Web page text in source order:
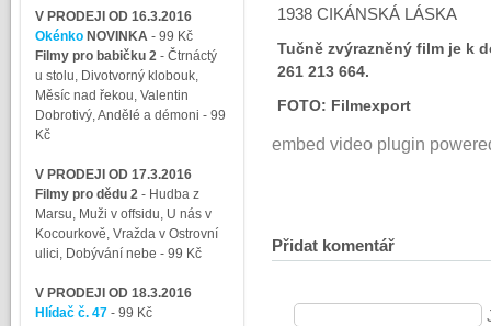
V PRODEJI OD 16.3.2016
Okénko NOVINKA - 99 Kč
Filmy pro babičku 2- Čtrnáctý
u stolu, Divotvorný klobouk,
Měsíc nad řekou, Valentin
Dobrotivý, Andělé a démoni - 99
Kč
V PRODEJI OD 17.3.2016
Filmy pro dědu 2- Hudba z
Marsu, Muži v offsidu, U nás v
Kocourkově, Vražda v Ostrovní
ulici, Dobývání nebe - 99 Kč
V PRODEJI OD 18.3.2016
Hlídač č. 47- 99 Kč
1938 CIKÁNSKÁ LÁSKA
Tučně zvýrazněný film je k
261 213 664.
FOTO: Filmexport
embed video plugin
Přidat komentář